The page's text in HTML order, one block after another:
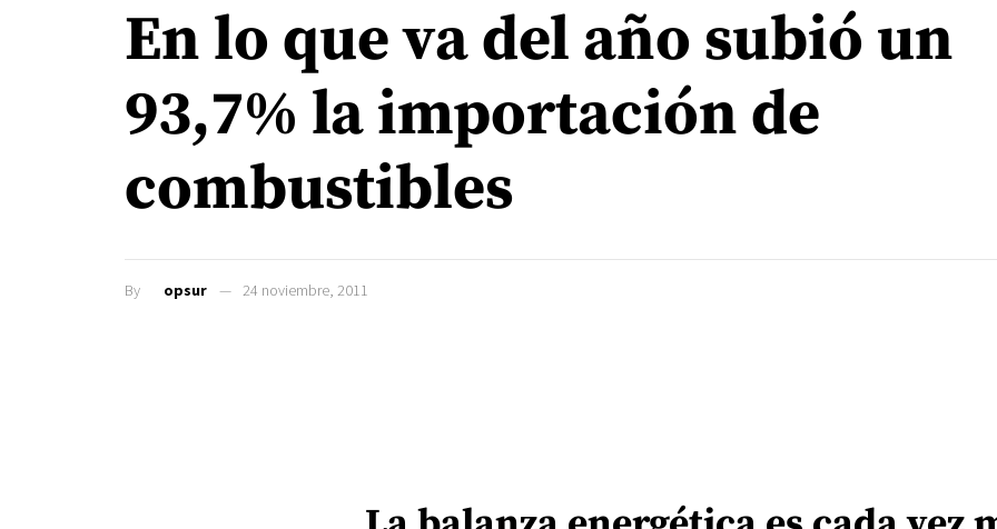
En lo que va del año subió un
93,7% la importación de
combustibles
By opsur 24 noviembre, 2011